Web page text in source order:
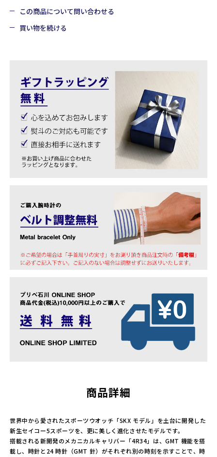
この商品について問い合わせる
買い物を続ける
商品詳細
世界中から愛されたスポーツウオッチ「SKX モデル」を土台に開発した
新生セイコー5スポーツを、更に美しく進化させたモデルです。
搭載される新開発のメカニカルキャリバー「4R34」は、GMT 機能を搭
載し、時針と24 時針（GMT 針）がそれぞれ別の時刻を示すことで、時